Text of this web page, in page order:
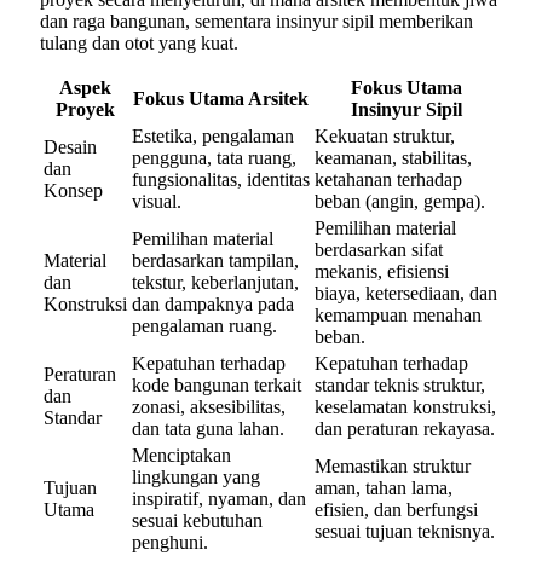
dan raga bangunan, sementara insinyur sipil memberikan
tulang dan otot yang kuat.
Aspek
Proyek
Fokus Utama Arsitek
Fokus Utama
Insinyur Sipil
Desain
dan
Konsep
Estetika, pengalaman
pengguna, tata ruang,
fungsionalitas, identitas
visual.
Kekuatan struktur,
keamanan, stabilitas,
ketahanan terhadap
beban (angin, gempa).
Material
dan
Konstruksi
Pemilihan material
berdasarkan tampilan,
tekstur, keberlanjutan,
dan dampaknya pada
pengalaman ruang.
Pemilihan material
berdasarkan sifat
mekanis, efisiensi
biaya, ketersediaan, dan
kemampuan menahan
beban.
Peraturan
dan
Standar
Kepatuhan terhadap
kode bangunan terkait
zonasi, aksesibilitas,
dan tata guna lahan.
Kepatuhan terhadap
standar teknis struktur,
keselamatan konstruksi,
dan peraturan rekayasa.
Tujuan
Utama
Menciptakan
lingkungan yang
inspiratif, nyaman, dan
sesuai kebutuhan
penghuni.
Memastikan struktur
aman, tahan lama,
efisien, dan berfungsi
sesuai tujuan teknisnya.